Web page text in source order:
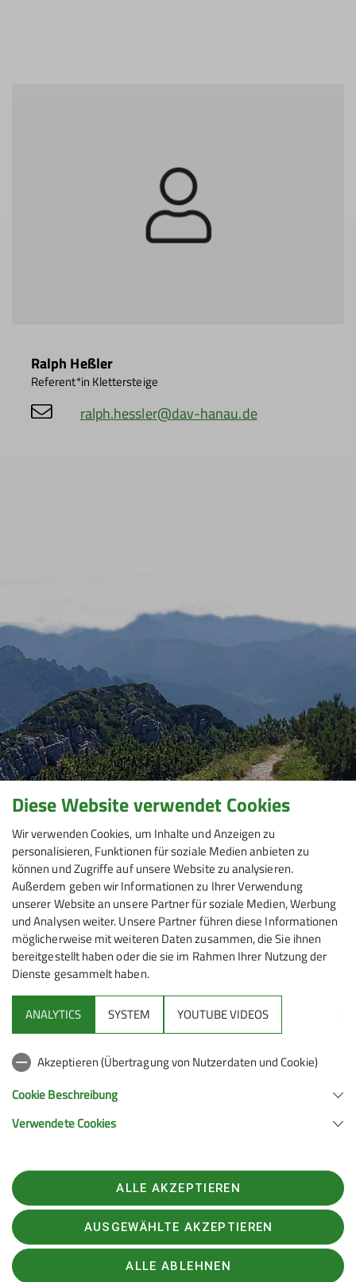
Ralph Heßler
Referent*in Klettersteige
ralph.hessler@dav-hanau.de
Mitmachen
Klettern
Service
63450 Hanau
Telefon +496181257071
Datenschutz-Einstellungen
Datenschutz
Diese Website verwendet Cookies
Wir verwenden Cookies, um Inhalte und Anzeigen zu
personalisieren, Funktionen für soziale Medien anbieten zu
können und Zugriffe auf unsere Website zu analysieren.
Außerdem geben wir Informationen zu Ihrer Verwendung
unserer Website an unsere Partner für soziale Medien, Werbung
und Analysen weiter. Unsere Partner führen diese Informationen
möglicherweise mit weiteren Daten zusammen, die Sie ihnen
bereitgestellt haben oder die sie im Rahmen Ihrer Nutzung der
Dienste gesammelt haben.
ANALYTICS SYSTEM YOUTUBE VIDEOS
Akzeptieren (Übertragung von Nutzerdaten und Cookie)
Cookie Beschreibung
Verwendete Cookies
ALLE AKZEPTIEREN
AUSGEWÄHLTE AKZEPTIEREN
ALLE ABLEHNEN